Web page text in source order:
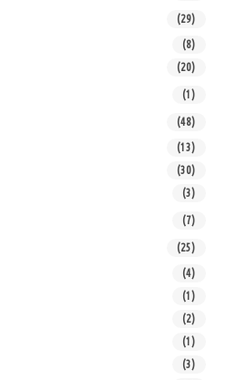
(29)
(8)
(20)
(1)
(48)
(13)
(30)
(3)
(7)
(25)
(4)
(1)
(2)
(1)
(3)